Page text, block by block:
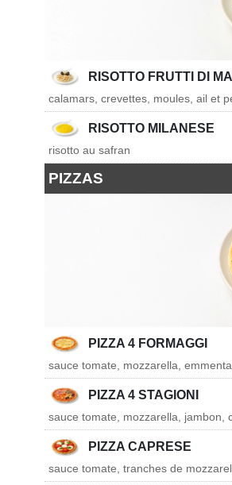
RISOTTO FRUTTI DI
calamars, crevettes, moules, ail et
RISOTTO MILANESE
risotto au safran
PIZZAS
PIZZA 4 FORMAGGI
sauce tomate, mozzarella,
PIZZA 4 STAGIONI
sauce tomate, mozzarella, jambon,
PIZZA CAPRESE
sauce tomate, tranches de